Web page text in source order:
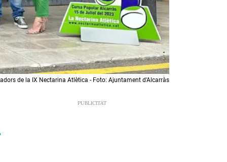
de la IX Nectarina Atlètica - Foto: Ajuntament d'Alcarràs